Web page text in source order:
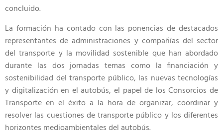
concluido.
La formación ha contado con las ponencias de destacados
representantes de administraciones y compañías del sector
del transporte y la movilidad sostenible que han abordado
durante las dos jornadas temas como la financiación y
sostenibilidad del transporte público, las nuevas tecnologías
y digitalización en el autobús, el papel de los Consorcios de
Transporte en el éxito a la hora de organizar, coordinar y
resolver las cuestiones de transporte público y los diferentes
horizontes medioambientales del autobús.